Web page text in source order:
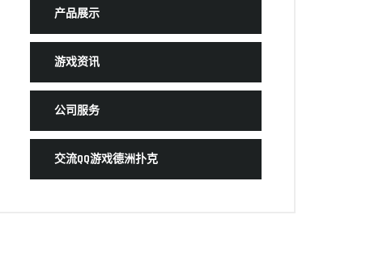
产品展示
游戏资讯
公司服务
交流QQ游戏德洲扑克